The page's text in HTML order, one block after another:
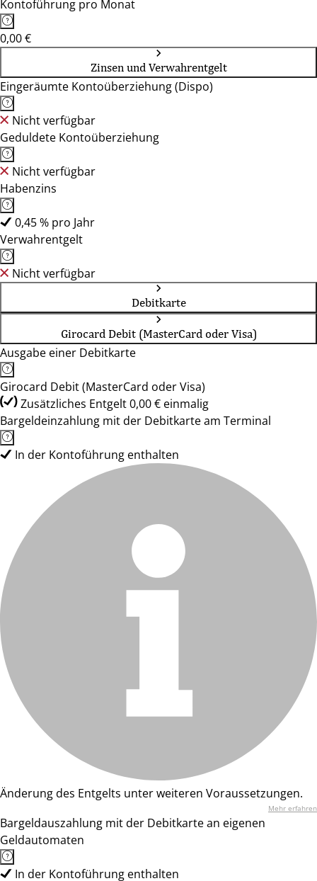
Kontoführung pro Monat
0,00 €
Zinsen und Verwahrentgelt
Eingeräumte Kontoüberziehung (Dispo)
Nicht verfügbar
Geduldete Kontoüberziehung
Nicht verfügbar
Habenzins
0,45 % pro Jahr
Verwahrentgelt
Nicht verfügbar
Debitkarte
Girocard Debit (MasterCard oder Visa)
Ausgabe einer Debitkarte
Girocard Debit (MasterCard oder Visa)
Zusätzliches Entgelt 0,00 € einmalig
Bargeldeinzahlung mit der Debitkarte am Terminal
In der Kontoführung enthalten
Änderung des Entgelts unter weiteren Voraussetzungen.
Mehr erfahren
Bargeldauszahlung mit der Debitkarte an eigenen
Geldautomaten
In der Kontoführung enthalten